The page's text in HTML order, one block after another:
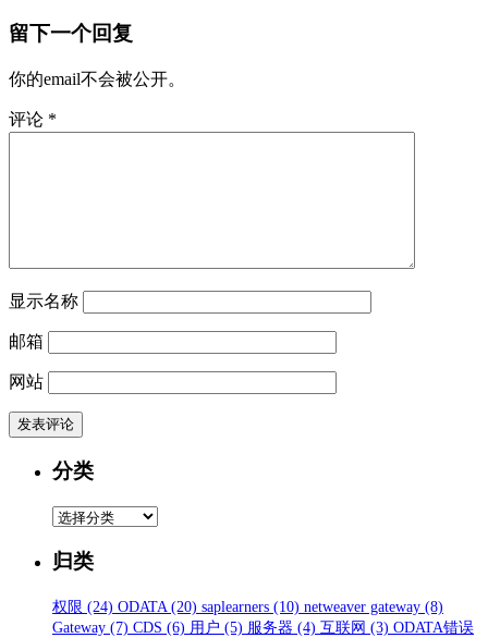
留下一个回复
你的email不会被公开。
评论 *
显示名称
邮箱
网站
分类
分
归类
权限 (24) ODATA (20) saplearners (10) netweaver gateway (8)
Gateway (7) CDS (6) 用户 (5) 服务器 (4) 互联网 (3) ODATA错误